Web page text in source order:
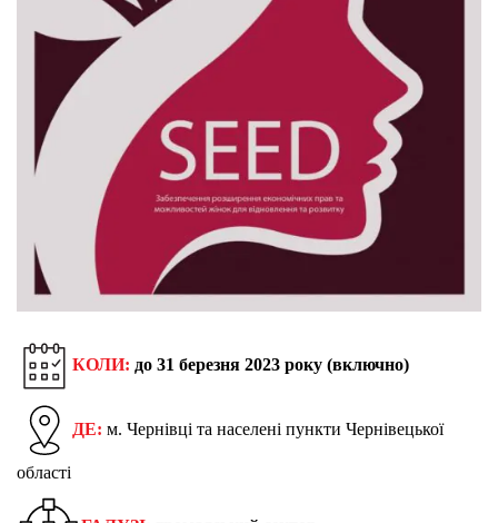
КОЛИ: до 31 березня 2023 року (включно)
ДЕ: м. Чернівці та населені пункти Чернівецької
області